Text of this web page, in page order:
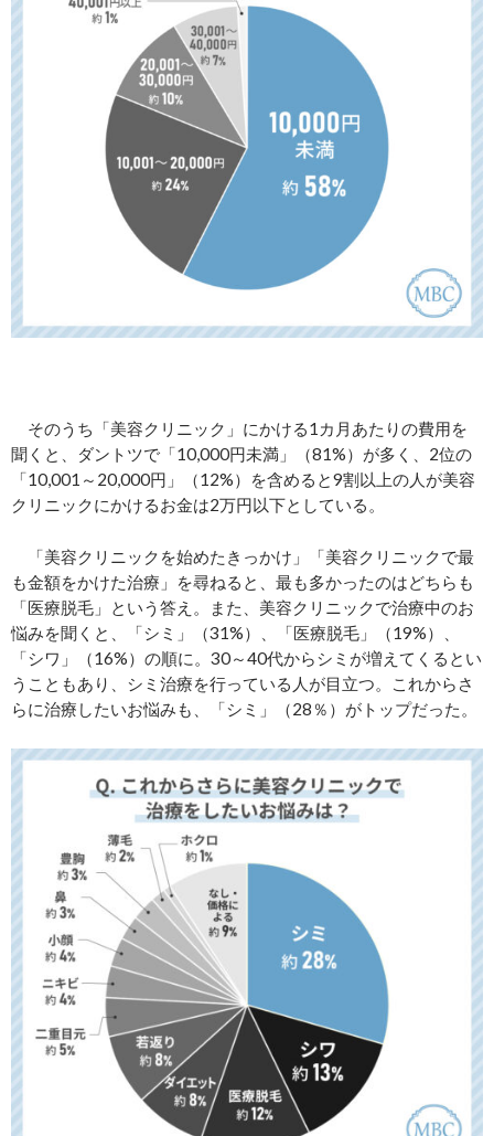
そのうち「美容クリニック」にかける1カ月あたりの費用を
聞くと、ダントツで「10,000円未満」（81%）が多く、2位の
「10,001～20,000円」（12%）を含めると9割以上の人が美容
クリニックにかけるお金は2万円以下としている。
「美容クリニックを始めたきっかけ」「美容クリニックで最
も金額をかけた治療」を尋ねると、最も多かったのはどちらも
「医療脱毛」という答え。また、美容クリニックで治療中のお
悩みを聞くと、「シミ」（31%）、「医療脱毛」（19%）、
「シワ」（16%）の順に。30～40代からシミが増えてくるとい
うこともあり、シミ治療を行っている人が目立つ。これからさ
らに治療したいお悩みも、「シミ」（28％）がトップだった。